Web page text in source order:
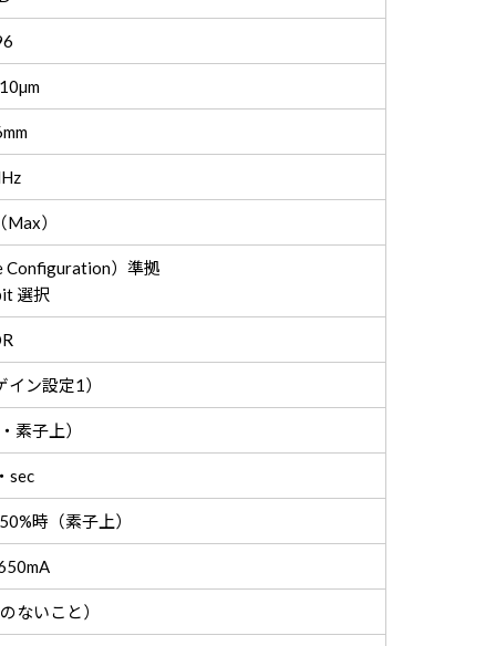
）
Configuration）準拠
選択
ン設定1）
素子上）
sec
時（素子上）
ないこと）